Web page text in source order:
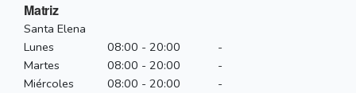
Matriz
Santa Elena
Lunes
08:00 - 20:00
-
Martes
08:00 - 20:00
-
Miércoles
08:00 - 20:00
-